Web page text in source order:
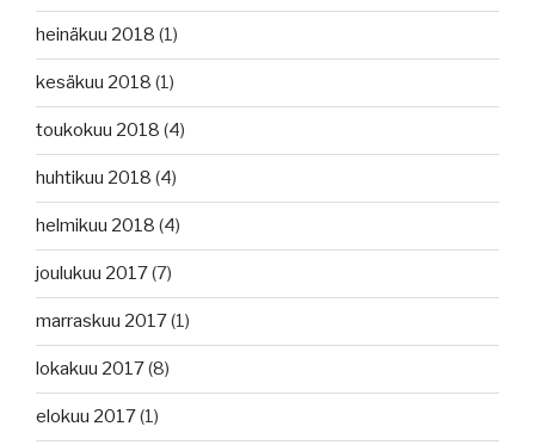
heinäkuu 2018 (1)
kesäkuu 2018 (1)
toukokuu 2018 (4)
huhtikuu 2018 (4)
helmikuu 2018 (4)
joulukuu 2017(7)
marraskuu 2017(1)
lokakuu 2017(8)
elokuu 2017(1)